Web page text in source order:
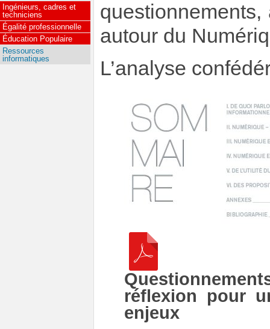
autour du
L’analyse
réflexion pour
enjeux
Ingénieurs, cadres et
techniciens
Égalité professionnelle
Éducation Populaire
Ressources
informatiques